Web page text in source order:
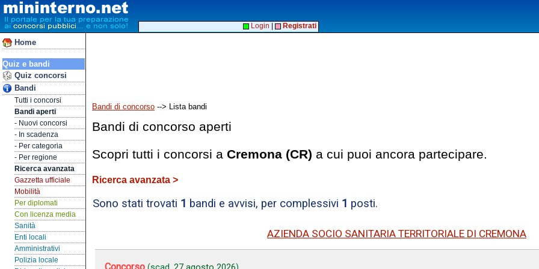
Home
Quiz e bandi
Quiz concorsi
Bandi
Tutti i concorsi
Bandi aperti
- Nuovi concorsi
- In scadenza
- Per categoria
- Per regione
Ricerca avanzata
Gazzetta ufficiale
Mobilità
Per diplomati
Con licenza media
Sanità
Enti locali
Amministrativi
Polizia locale
Login Registrati
Bandi di concorso --> Lista bandi
Bandi di concorso aperti
Scopri tutti i concorsi a Cremona (CR) a cui puoi ancora partecipare.
Ricerca avanzata >
Sono stati trovati 1 bandi e avvisi, per complessivi 1 posti.
AZIENDA SOCIO SANITARIA TERRITORIALE DI CREMONA